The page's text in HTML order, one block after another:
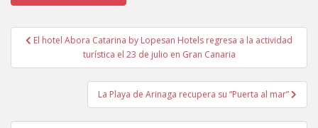
Navegación de entradas
El hotel Abora Catarina by Lopesan Hotels regresa a la actividad
turística el 23 de julio en Gran Canaria
La Playa de Arinaga recupera su “Puerta al mar”